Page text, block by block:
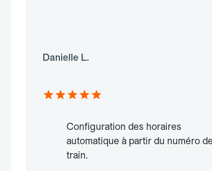
Danielle L.
Configuration des horaires
automatique à partir du numéro de
train.